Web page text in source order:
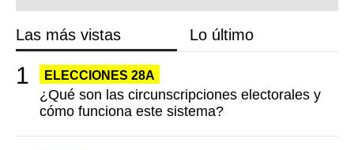
Las más vistas Lo último
ELECCIONES 28A
¿Qué son las circunscripciones electorales y
cómo funciona este sistema?